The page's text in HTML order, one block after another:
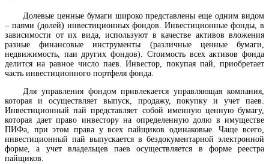
Долевые ценные бумаги широко представлены еще одним видом
– паями (долей) инвестиционных фондов. Инвестиционные фонды, в
зависимости от их вида, используют в качестве активов вложения
разные финансовые инструменты (различные ценные бумаги,
недвижимость, паи других фондов). Стоимость всех активов фонда
делится на равное число паев. Инвестор, покупая пай, приобретает
часть инвестиционного портфеля фонда.
Для управления фондом привлекается управляющая компания,
которая и осуществляет выпуск, продажу, покупку и учет паев.
Инвестиционный пай представляет собой именную ценную бумагу,
которая дает право инвестору на определенную долю в имуществе
ПИФа, при этом права у всех пайщиков одинаковые. Чаще всего,
инвестиционный пай выпускается в бездокументарной электронной
форме, а учет владельцев паев осуществляется в форме реестра
пайщиков.